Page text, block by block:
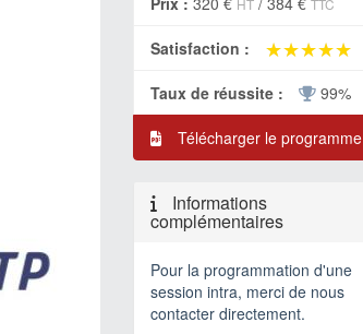
HT TTC
Satisfaction : ★★★★★
★★★★★
Taux de réussite : 99%
Télécharger le programme
Informations
complémentaires
Pour la programmation d'une
session intra, merci de nous
contacter directement.